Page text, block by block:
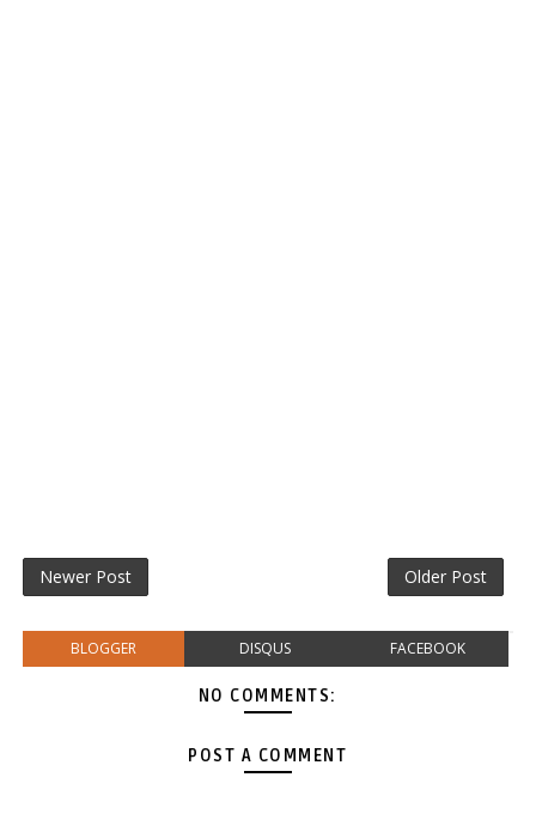
Newer Post Older Post
BLOGGER DISQUS FACEBOOK
NO COMMENTS:
POST A COMMENT